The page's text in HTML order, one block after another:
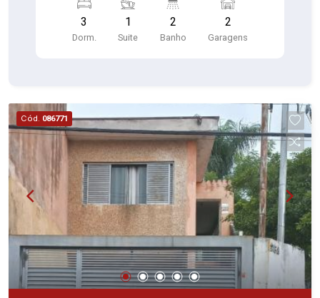
FINANCIA*** Casa não esta averbada. Boa
Localização. **VISITA SOMENTE COM
CORRETOR**
3
Dorm.
1
Suite
2
Banho
2
Garagens
Cód. 086771